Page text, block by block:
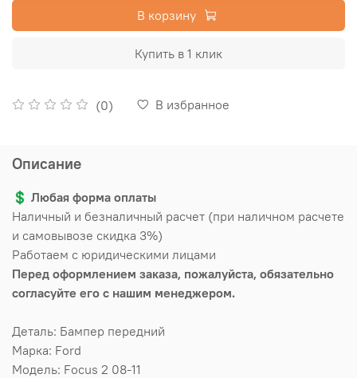
(0) В избранное
В корзину
Купить в 1 клик
Описание
💲 Любая форма оплаты
Наличный и безналичный расчет (при наличном расчете
и самовывозе скидка 3%)
Работаем с юридическими лицами
Перед оформлением заказа, пожалуйста, обязательно
согласуйте его с нашим менеджером.
Деталь: Бампер передний
Марка: Ford
Модель: Focus 2 08-11